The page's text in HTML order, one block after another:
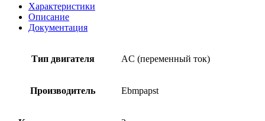
Характеристики
Описание
Документация
Тип двигателя AC (переменный ток)
Производитель Ebmpapst